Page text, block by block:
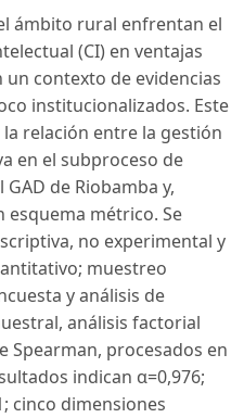
ámbito rural enfrentan el
(CI) en ventajas
contexto de evidencias
institucionalizados. Este
relación entre la gestión
en el subproceso de
de Riobamba y,
métrico. Se
no experimental y
muestreo
y análisis de
análisis factorial
Spearman, procesados en
indican α=0,976;
cinco dimensiones